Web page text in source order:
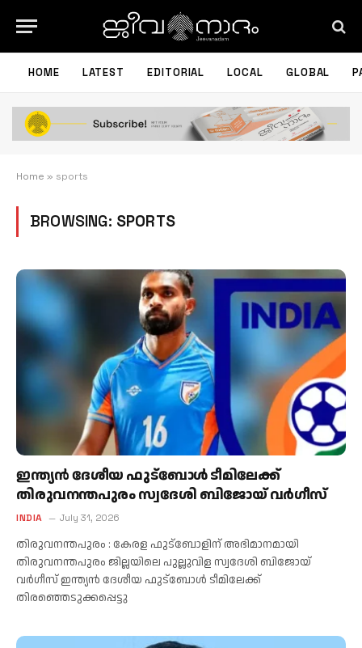
HOME LATEST EDITORIAL LOCAL GLOBAL
Home » sports
BROWSING: SPORTS
ഇന്ത്യൻ ദേശീയ ഫുട്ബോൾ ടീമിലേക്ക്
തിരുവനന്തപുരം സ്വദേശി ബിജോയ് വർഗീസ്
INDIA July 31, 2026
തിരുവനന്തപുരം : കേരള ഫുട്ബോളിന് അഭിമാനമായി
തിരുവനന്തപുരം ജില്ലയിലെ പുല്ലുവിള സ്വദേശി ബിജോയ്
വർഗീസ് ഇന്ത്യൻ ദേശീയ ഫുട്ബോൾ ടീമിലേക്ക്
തിരഞ്ഞെടുക്കപ്പെട്ടു